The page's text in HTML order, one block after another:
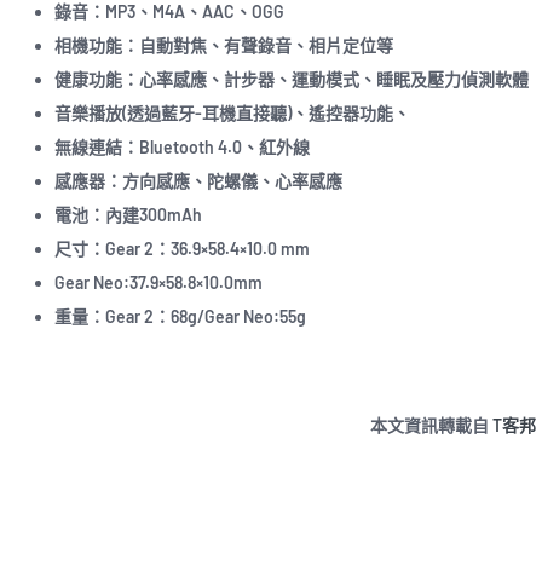
錄音：MP3、M4A、AAC、OGG
相機功能：自動對焦、有聲錄音、相片定位等
健康功能：心率感應、計步器、運動模式、睡眠及壓力偵測軟體
音樂播放(透過藍牙-耳機直接聽)、遙控器功能、
無線連結：Bluetooth 4.0、紅外線
感應器：方向感應、陀螺儀、心率感應
電池：內建300mAh
尺寸：Gear 2：36.9×58.4×10.0 mm
Gear Neo:37.9×58.8×10.0mm
重量：Gear 2：68g/Gear Neo:55g
本文資訊轉載自 T客邦